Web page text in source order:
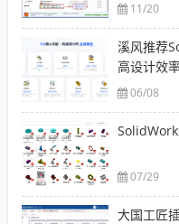
11/20
溪风推荐
高设计效
06/08
07/29
大国工匠